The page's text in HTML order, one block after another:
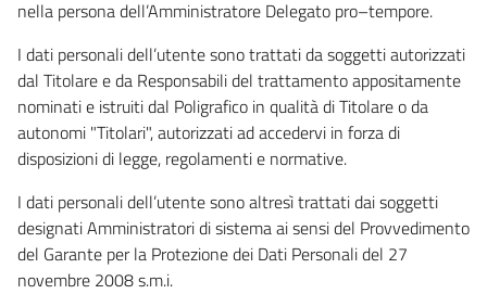
nella persona dell’Amministratore Delegato pro–tempore.
I dati personali dell’utente sono trattati da soggetti autorizzati
dal Titolare e da Responsabili del trattamento appositamente
nominati e istruiti dal Poligrafico in qualità di Titolare o da
autonomi "Titolari", autorizzati ad accedervi in forza di
disposizioni di legge, regolamenti e normative.
I dati personali dell’utente sono altresì trattati dai soggetti
designati Amministratori di sistema ai sensi del Provvedimento
del Garante per la Protezione dei Dati Personali del 27
novembre 2008 s.m.i.